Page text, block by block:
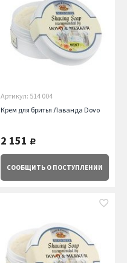
Артикул: 514 004
Крем для бритья Лаванда Dovo
2 151 руб.
СООБЩИТЬ О ПОСТУПЛЕНИИ